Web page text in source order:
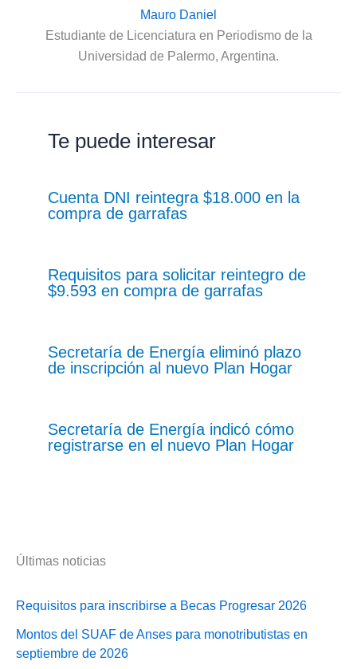
Mauro Daniel
Estudiante de Licenciatura en Periodismo de la
Universidad de Palermo, Argentina.
Te puede interesar
Cuenta DNI reintegra $18.000 en la
compra de garrafas
Requisitos para solicitar reintegro de
$9.593 en compra de garrafas
Secretaría de Energía eliminó plazo
de inscripción al nuevo Plan Hogar
Secretaría de Energía indicó cómo
registrarse en el nuevo Plan Hogar
Últimas noticias
Requisitos para inscribirse a Becas Progresar 2026
Montos del SUAF de Anses para monotributistas en
septiembre de 2026